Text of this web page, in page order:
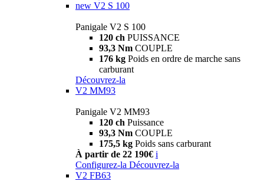
new V2 S 100
Panigale V2 S 100
120 ch PUISSANCE
93,3 Nm COUPLE
176 kg Poids en ordre de marche sans
carburant
Découvrez-la
V2 MM93
Panigale V2 MM93
120 ch Puissance
93,3 Nm COUPLE
175,5 kg Poids sans carburant
À partir de 22 190€ i
Configurez-la Découvrez-la
V2 FB63